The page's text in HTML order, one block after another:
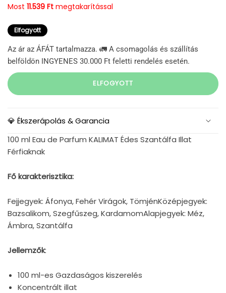
Most 11.539 Ft megtakarítással
Elfogyott
Az ár az ÁFÁT tartalmazza. 🚛 A csomagolás és szállítás
belföldön INGYENES 30.000 Ft feletti rendelés esetén.
ELFOGYOTT
💎 Ékszerápolás & Garancia
100 ml Eau de Parfum KALIMAT Édes Szantálfa Illat
Férfiaknak
Fő karakterisztika:
Fejjegyek: Áfonya, Fehér Virágok, TömjénKözépjegyek:
Bazsalikom, Szegfűszeg, KardamomAlapjegyek: Méz,
Ámbra, Szantálfa
Jellemzők:
100 ml-es Gazdaságos kiszerelés
Koncentrált illat